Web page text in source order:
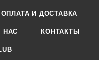
ОПЛАТА И ДОСТАВКА
НАС КОНТАКТЫ